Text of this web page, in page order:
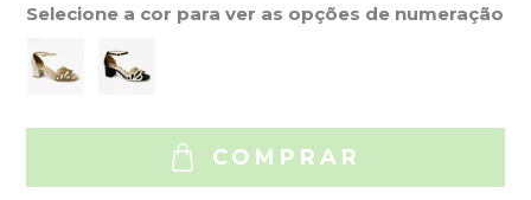
Selecione a cor para ver as opções de numeração
COMPRAR